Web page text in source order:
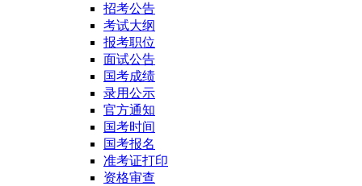
招考公告
考试大纲
报考职位
面试公告
国考成绩
录用公示
官方通知
国考时间
国考报名
准考证打印
资格审查